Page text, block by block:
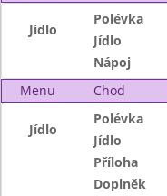
Jídlo
Polévka
Jídlo
Nápoj
Menu
Chod
Jídlo
Polévka
Jídlo
Příloha
Doplněk